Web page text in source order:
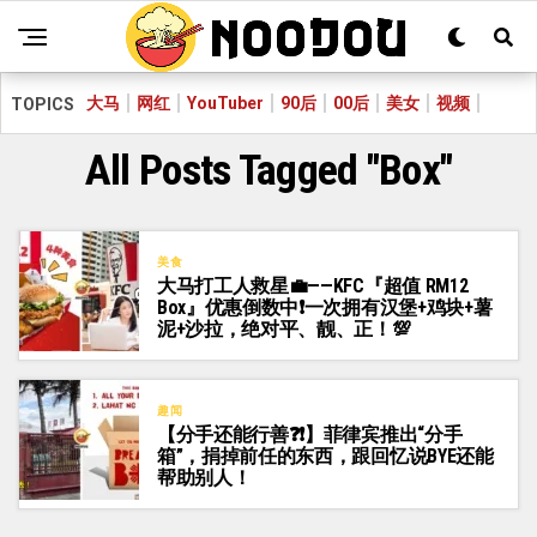
TOPICS 大马 网红 YouTuber 90后 00后 美女 视频
All Posts Tagged "box"
美食
大马打工人救星💼——KFC『超值 RM12
Box』优惠倒数中❗一次拥有汉堡+鸡块+薯
泥+沙拉，绝对平、靓、正！💯
趣闻
【分手还能行善❓❗】菲律宾推出“分手
箱”，捐掉前任的东西，跟回忆说BYE还能
帮助别人！